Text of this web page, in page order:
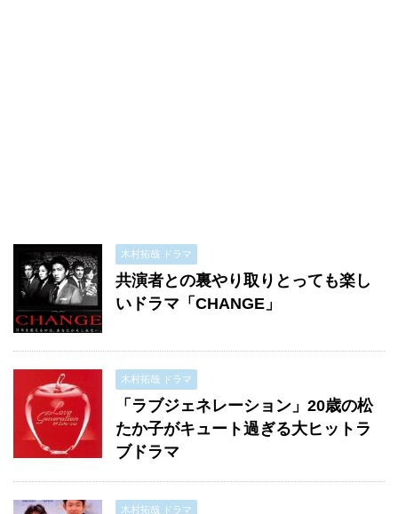
木村拓哉 ドラマ
共演者との裏やり取りとっても楽し
いドラマ「CHANGE」
木村拓哉 ドラマ
「ラブジェネレーション」20歳の松
たか子がキュート過ぎる大ヒットラ
ブドラマ
木村拓哉 ドラマ